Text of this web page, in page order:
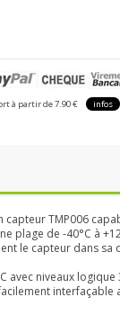
à partir de 7.90 € infos
TMP006
plage de -40°C à
le capteur dans sa
avec niveaux logique
interfaçable